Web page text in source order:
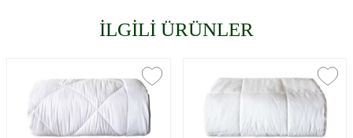
İLGİLİ ÜRÜNLER